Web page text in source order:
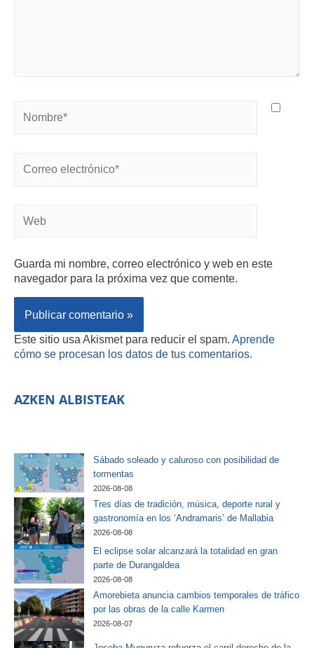
Guarda mi nombre, correo electrónico y web en este
navegador para la próxima vez que comente.
Este sitio usa Akismet para reducir el spam. Aprende
cómo se procesan los datos de tus comentarios.
AZKEN ALBISTEAK
Sábado soleado y caluroso con posibilidad de
tormentas
2026-08-08
Tres días de tradición, música, deporte rural y
gastronomía en los ‘Andramaris’ de Mallabia
2026-08-08
El eclipse solar alcanzará la totalidad en gran
parte de Durangaldea
2026-08-08
Amorebieta anuncia cambios temporales de tráfico
por las obras de la calle Karmen
2026-08-07